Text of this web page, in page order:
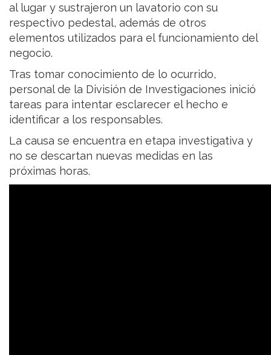
al lugar y sustrajeron un lavatorio con su
respectivo pedestal, además de otros
elementos utilizados para el funcionamiento del
negocio.
Tras tomar conocimiento de lo ocurrido,
personal de la División de Investigaciones inició
tareas para intentar esclarecer el hecho e
identificar a los responsables.
La causa se encuentra en etapa investigativa y
no se descartan nuevas medidas en las
próximas horas.